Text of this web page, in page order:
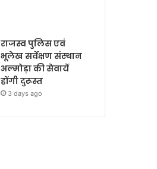
राजस्व पुलिस एवं
भूलेख सर्वेक्षण संस्थान
अल्मोड़ा की सेवायें
होंगी दुरूस्त
3 days ago